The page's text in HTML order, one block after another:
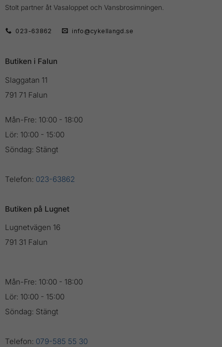
Stolt partner åt Vasaloppet och Vansbrosimningen.
023-63862 info@cykellangd.se
Butiken i Falun
Slaggatan 11
791 71 Falun
Mån-Fre: 10:00 - 18:00
Lör: 10:00 - 15:00
Söndag: Stängt
Telefon: 023-63862
Butiken på Lugnet
Lugnetvägen 16
791 31 Falun
Mån-Fre: 10:00 - 18:00
Lör: 10:00 - 15:00
Söndag: Stängt
Telefon: 079-585 55 30